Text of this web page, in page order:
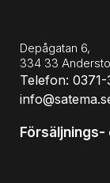
Depågatan 6,
334 33
Telefon: 0371-